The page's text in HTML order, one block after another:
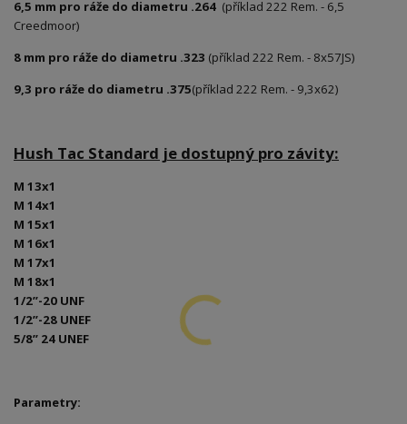
6,5 mm pro ráže do diametru .264 (příklad 222 Rem. - 6,5
Creedmoor)
8 mm pro ráže do diametru .323 (příklad 222 Rem. - 8x57JS)
9,3 pro ráže do diametru .375(příklad 222 Rem. - 9,3x62)
Hush Tac Standard je dostupný pro závity:
M 13x1
M 14x1
M 15x1
M 16x1
M 17x1
M 18x1
1/2”-20 UNF
1/2”-28 UNEF
5/8” 24 UNEF
Parametry: